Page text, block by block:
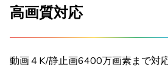
高画質対応
動画４K/静止画6400万画素まで対